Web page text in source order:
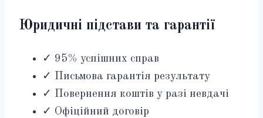
Юридичні підстави та гарантії
✓ 95% успішних справ
✓ Письмова гарантія результату
✓ Повернення коштів у разі невдачі
✓ Офіційний договір